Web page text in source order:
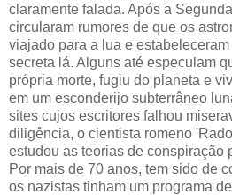
claramente falada. Após a
circularam rumores de que os
viajado para a lua e
secreta lá. Alguns até especulam
própria morte, fugiu do planeta e
em um esconderijo subterrâneo
sites cujos escritores falhou
diligência, o cientista romeno
estudou as teorias de conspiração
Por mais de 70 anos, tem sido de
os nazistas tinham um programa